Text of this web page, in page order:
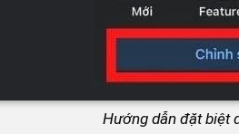
Hướng dẫn đặt biệt